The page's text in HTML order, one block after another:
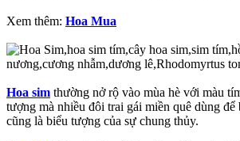
Xem thêm: Hoa Mua
Hoa sim thường nở rộ vào mùa hè với màu
tượng mà nhiều đôi trai gái miền quê dùng để
cũng là biểu tượng của sự chung thủy.